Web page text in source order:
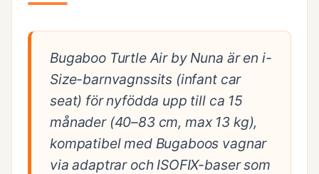
Bugaboo Turtle Air by Nuna är en i-
Size-barnvagnssits (infant car
seat) för nyfödda upp till ca 15
månader (40–83 cm, max 13 kg),
kompatibel med Bugaboos vagnar
via adaptrar och ISOFIX-baser som